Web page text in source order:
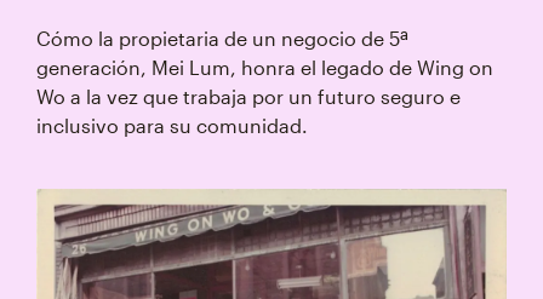
Cómo la propietaria de un negocio de 5ª
generación, Mei Lum, honra el legado de Wing on
Wo a la vez que trabaja por un futuro seguro e
inclusivo para su comunidad.